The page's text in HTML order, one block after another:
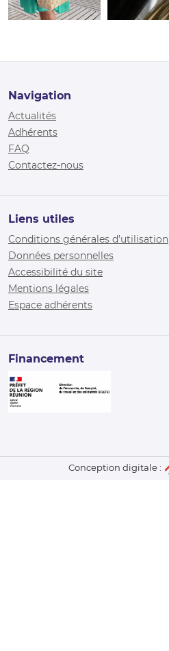
Navigation
Actualités
Adhérents
FAQ
Contactez-nous
Liens utiles
Conditions générales d’utilisation
Données personnelles
Accessibilité du site
Mentions légales
Espace adhérents
Financement
Conception digitale :